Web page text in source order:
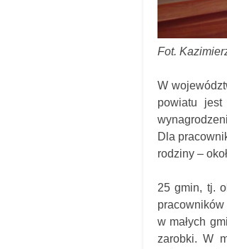
Fot.
W
powiatu jest
Dla
rodziny –
25 gmin, tj.
w małych
zarobki. W